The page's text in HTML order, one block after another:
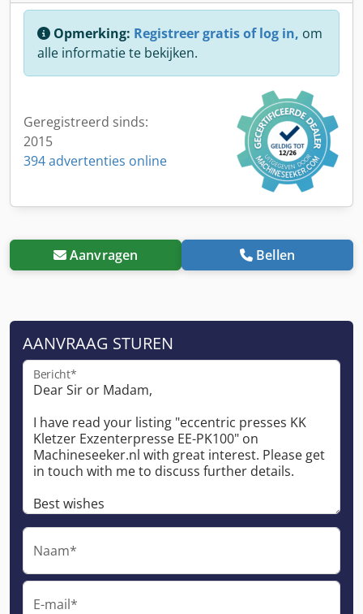
Opmerking: Registreer gratis of log in, om
alle informatie te bekijken.
Geregistreerd sinds:
2015
394 advertenties online
Aanvragen Bellen
AANVRAAG STUREN
Bericht*
Naam*
E-mail*